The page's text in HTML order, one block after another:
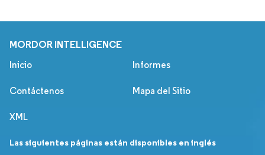
MORDOR INTELLIGENCE
Inicio Informes
Contáctenos Mapa del Sitio
XML
Las siguientes páginas están disponibles en inglés